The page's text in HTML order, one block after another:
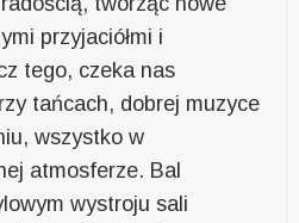
przyjaciółmi i
tego, czeka nas
tańcach, dobrej muzyce
wszystko w
atmosferze. Bal
wystroju sali